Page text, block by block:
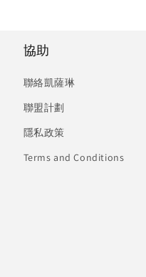
協助
聯絡凱薩琳
聯盟計劃
隱私政策
Terms and Conditions